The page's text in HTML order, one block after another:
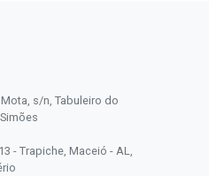
s/n, Tabuleiro do
- Trapiche, Maceió - AL,